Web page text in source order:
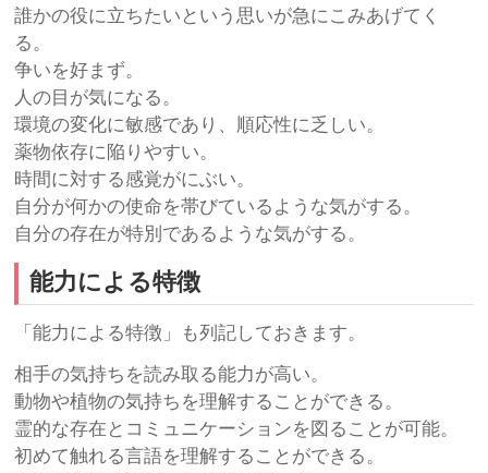
誰かの役に立ちたいという思いが急にこみあげてく
る。
争いを好まず。
人の目が気になる。
環境の変化に敏感であり、順応性に乏しい。
薬物依存に陥りやすい。
時間に対する感覚がにぶい。
自分が何かの使命を帯びているような気がする。
自分の存在が特別であるような気がする。
能力による特徴
「能力による特徴」も列記しておきます。
相手の気持ちを読み取る能力が高い。
動物や植物の気持ちを理解することができる。
霊的な存在とコミュニケーションを図ることが可能。
初めて触れる言語を理解することができる。